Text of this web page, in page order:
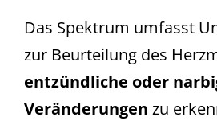
Das Spektrum umfasst
zur Beurteilung des
entzündliche oder
Veränderungen zu